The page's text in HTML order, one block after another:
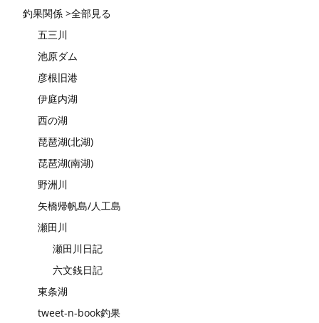
釣果関係 >全部見る
五三川
池原ダム
彦根旧港
伊庭内湖
西の湖
琵琶湖(北湖)
琵琶湖(南湖)
野洲川
矢橋帰帆島/人工島
瀬田川
瀬田川日記
六文銭日記
東条湖
tweet-n-book釣果